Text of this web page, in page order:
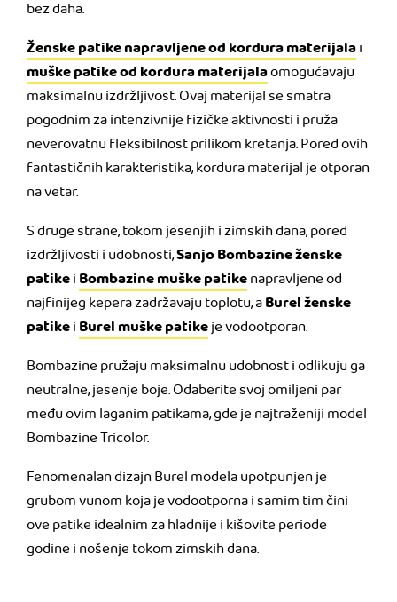
bez daha.
Ženske patike napravljene od kordura materijalai
muške patike od kordura materijalaomogućavaju
maksimalnu izdržljivost. Ovaj materijal se smatra
pogodnim za intenzivnije fizičke aktivnosti i pruža
neverovatnu fleksibilnost prilikom kretanja. Pored ovih
fantastičnih karakteristika, kordura materijal je otporan
na vetar.
S druge strane, tokom jesenjih i zimskih dana, pored
izdržljivosti i udobnosti,Sanjo Bombazine ženske
patikei Bombazine muške patikenapravljene od
najfinijeg kepera zadržavaju toplotu, aBurel ženske
patikei Burel muške patikeje vodootporan.
Bombazine pružaju maksimalnu udobnost i odlikuju ga
neutralne, jesenje boje. Odaberite svoj omiljeni par
među ovim laganim patikama, gde je najtraženiji model
Bombazine Tricolor.
Fenomenalan dizajn Burel modela upotpunjen je
grubom vunom koja je vodootporna i samim tim čini
ove patike idealnim za hladnije i kišovite periode
godine i nošenje tokom zimskih dana.